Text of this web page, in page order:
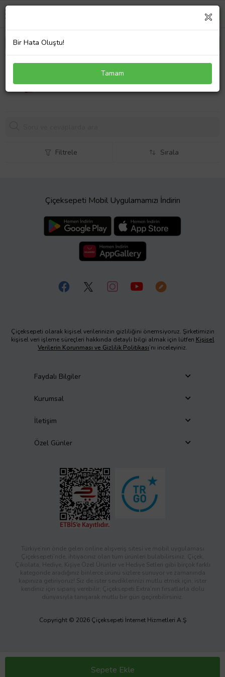
Kırmızı Ahşap Kalp Kutu İçinde Doğal Değerli Taşlar
- Anlamlı ve Şık Hediye Seçeneği (Yeşil)
Sepete Ekle
Filtrele Sırala
Çiçeksepeti Mobil Uygulamamızı İndirin
Çiçeksepeti olarak kişisel verilerinizin gizliliğini önemsiyoruz. Şirketimizin
kişisel veri işleme süreçleri hakkında detaylı bilgi almak için lütfen Kişisel
Verilerin Korunması ve Gizlilik Politikası’nı inceleyiniz.
Faydalı Bilgiler
Kurumsal
İletişim
Özel Günler
Türkiye’nin önde gelen online alışveriş sitesi ve mobil uygulaması
Çiçeksepeti’nde, ihtiyacınız olan tüm ürünleri bulabilirsiniz. Çiçek,
Çikolata, Hediye, Kişiye Özel Ürünler ve Hediye Setleri gibi birçok farklı
kategoride aradığınız binlerce ürünü sizlere sunuyor ve zamanında
kapınıza getiriyoruz! Siz de ister sevdiklerinizi mutlu etmek için, ister
kendiniz için sipariş verebilir; Çiçeksepeti Extra’nın fırsatlarla dolu
dünyasıyla tanışarak mutlu bir gün geçirebilirsiniz.
Copyright © 2026 Çiçeksepeti İnternet Hizmetleri A.Ş
Bir Hata Oluştu!
Tamam